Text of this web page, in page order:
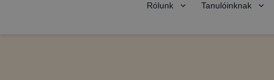
Rólunk Tanulóinknak